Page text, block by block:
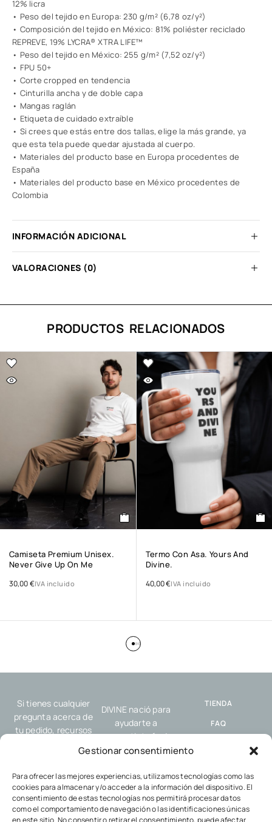
Gestionar consentimiento
Para ofrecer las mejores experiencias, utilizamos tecnologías como las
cookies para almacenar y/o acceder a la información del dispositivo. El
consentimiento de estas tecnologías nos permitirá procesar datos
como el comportamiento de navegación o las identificaciones únicas
en este sitio. No consentir o retirar el consentimiento, puede afectar
12% licra
• Peso del tejido en Europa: 230 g/m² (6,78 oz/y²)
• Composición del tejido en México: 81% poliéster reciclado
REPREVE, 19% LYCRA® XTRA LIFE™
• Peso del tejido en México: 255 g/m² (7,52 oz/y²)
• FPU 50+
• Corte cropped en tendencia
• Cinturilla ancha y de doble capa
• Mangas raglán
• Etiqueta de cuidado extraíble
• Si crees que estás entre dos tallas, elige la más grande, ya
que esta tela puede quedar ajustada al cuerpo.
• Materiales del producto base en Europa procedentes de
España
• Materiales del producto base en México procedentes de
Colombia
INFORMACIÓN ADICIONAL
VALORACIONES (0)
PRODUCTOS RELACIONADOS
Camiseta Premium Unisex.
Never Give Up On Me
30,00€IVA incluido
Termo Con Asa. Yours And
Divine.
40,00€IVA incluido
Si tienes cualquier
pregunta acerca de
tu pedido, recursos
por favor, contacta
DIVINE nació para
ayudarte a
compartir tu fe de
forma sencilla y
estés: en el trabajo,
en el gimnasio, con
tus amigos o en
cualquier encuentro
TIENDA
FAQ
DEVOLUCIONES
POLÍTICA DE
COOKIES
POLÍTICA DE